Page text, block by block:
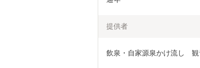
提供者
飲泉・自家源泉かけ流し　